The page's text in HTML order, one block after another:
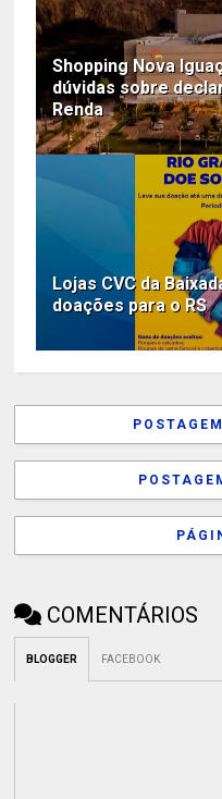
Shopping Nova
dúvidas sobre
Renda
Lojas CVC da
doações para o RS
COMENTÁRIOS
BLOGGER FACEBOOK